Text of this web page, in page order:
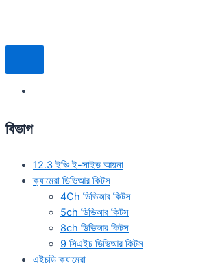
বিভাগ
12.3 ইঞ্চি ই-সাইড আয়না
ক্যামেরা ডিভিআর কিটস
4Ch ডিভিআর কিটস
5ch ডিভিআর কিটস
8ch ডিভিআর কিটস
9 সিএইচ ডিভিআর কিটস
এইচডি ক্যামেরা